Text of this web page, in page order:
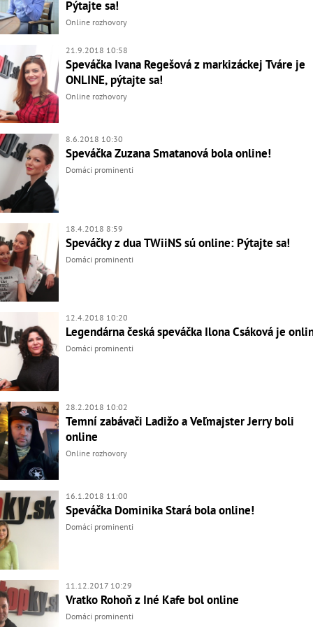
Pýtajte sa!
Online rozhovory
21.9.2018 10:58
Speváčka Ivana Regešová z markizáckej Tváre je
ONLINE, pýtajte sa!
Online rozhovory
8.6.2018 10:30
Speváčka Zuzana Smatanová bola online!
Domáci prominenti
18.4.2018 8:59
Speváčky z dua TWiiNS sú online: Pýtajte sa!
Domáci prominenti
12.4.2018 10:20
Legendárna česká speváčka Ilona Csáková je
Domáci prominenti
28.2.2018 10:02
Temní zabávači Ladižo a Veľmajster Jerry boli
online
Online rozhovory
16.1.2018 11:00
Speváčka Dominika Stará bola online!
Domáci prominenti
11.12.2017 10:29
Vratko Rohoň z Iné Kafe bol online
Domáci prominenti